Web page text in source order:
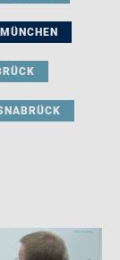
MÜNCHEN